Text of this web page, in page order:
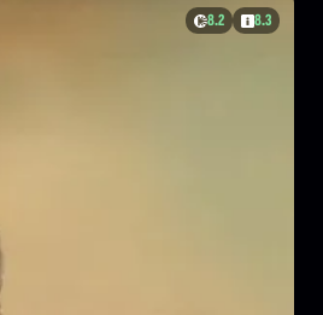
8.2 8.3